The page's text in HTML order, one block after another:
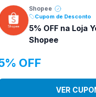
Shopee
Cupom de Desconto
5% OFF na Loja
Shopee
OFF
VER